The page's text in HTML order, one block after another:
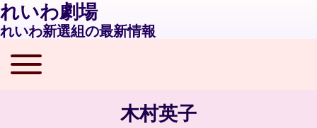
れいわ劇場
れいわ新選組の最新情報
Main navigation
Toggle main menu
木村英子